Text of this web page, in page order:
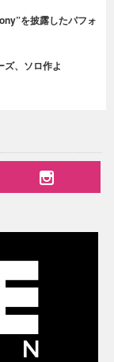
を披露したパフォ
ズ、ソロ作よ